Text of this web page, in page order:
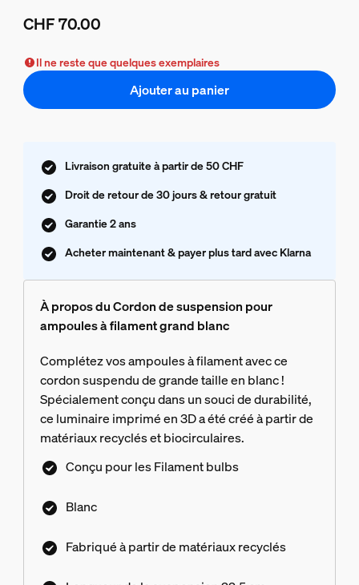
CHF 70.00
Il ne reste que quelques exemplaires
Ajouter au panier
Livraison gratuite à partir de 50 CHF
Droit de retour de 30 jours & retour gratuit
Garantie 2 ans
Acheter maintenant & payer plus tard avec Klarna
À propos du Cordon de suspension pour
ampoules à filament grand blanc
Complétez vos ampoules à filament avec ce
cordon suspendu de grande taille en blanc !
Spécialement conçu dans un souci de durabilité,
ce luminaire imprimé en 3D a été créé à partir de
matériaux recyclés et biocirculaires.
Conçu pour les Filament bulbs
Blanc
Fabriqué à partir de matériaux recyclés